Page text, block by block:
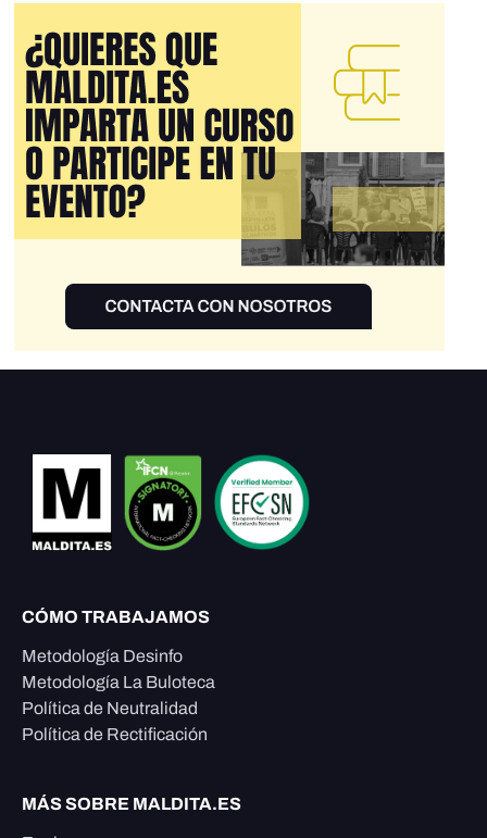
CÓMO TRABAJAMOS
Metodología Desinfo
Metodología La Buloteca
Política de Neutralidad
Política de Rectificación
MÁS SOBRE MALDITA.ES